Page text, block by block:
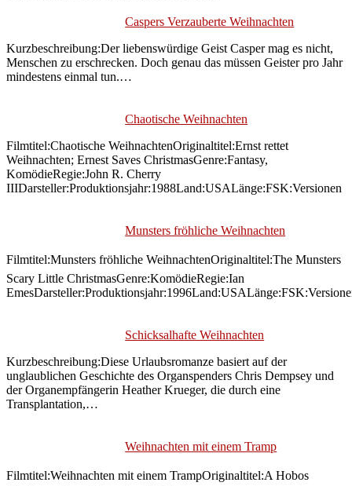
Caspers Verzauberte Weihnachten
Kurzbeschreibung:Der liebenswürdige Geist Casper mag es nicht,
Menschen zu erschrecken. Doch genau das müssen Geister pro Jahr
mindestens einmal tun.…
Chaotische Weihnachten
Filmtitel:Chaotische WeihnachtenOriginaltitel:Ernst rettet
Weihnachten; Ernest Saves ChristmasGenre:Fantasy,
KomödieRegie:John R. Cherry
IIIDarsteller:Produktionsjahr:1988Land:USALänge:FSK:Versionen
Munsters fröhliche Weihnachten
Filmtitel:Munsters fröhliche WeihnachtenOriginaltitel:The Munsters
Scary Little ChristmasGenre:KomödieRegie:Ian
Schicksalhafte Weihnachten
Kurzbeschreibung:Diese Urlaubsromanze basiert auf der
unglaublichen Geschichte des Organspenders Chris Dempsey und
der Organempfängerin Heather Krueger, die durch eine
Transplantation,…
Weihnachten mit einem Tramp
Filmtitel:Weihnachten mit einem TrampOriginaltitel:A Hobos